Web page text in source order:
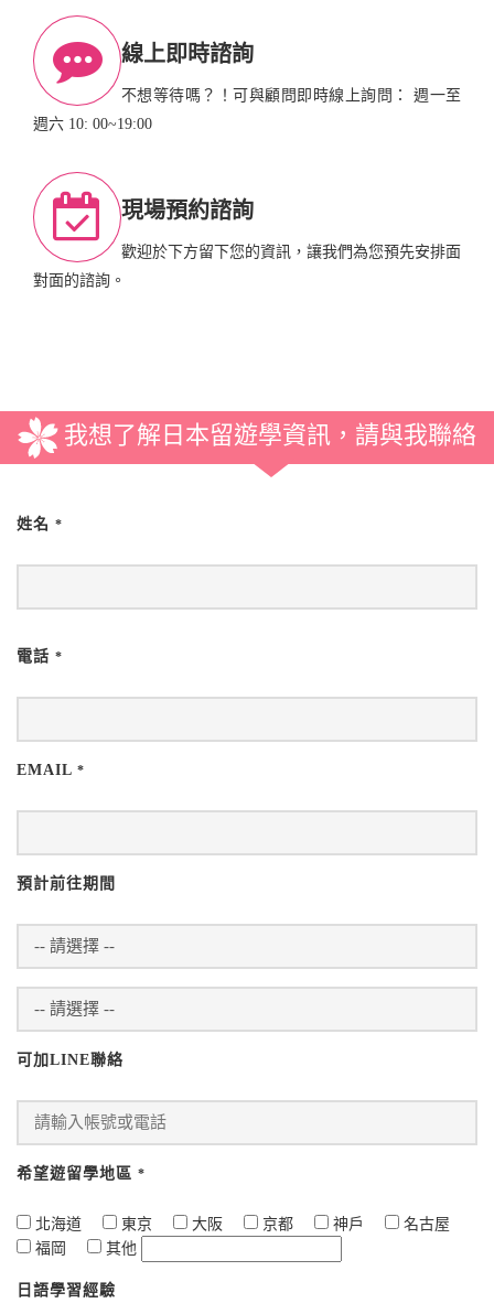
線上即時諮詢
不想等待嗎？！可與顧問即時線上詢問： 週一至
週六 10: 00~19:00
現場預約諮詢
歡迎於下方留下您的資訊，讓我們為您預先安排面
對面的諮詢。
我想了解日本留遊學資訊，請與我聯絡
姓名 *
電話 *
EMAIL *
預計前往期間
可加LINE聯絡
希望遊留學地區 *
北海道 東京 大阪 京都 神戶
名古屋
福岡
其他
日語學習經驗